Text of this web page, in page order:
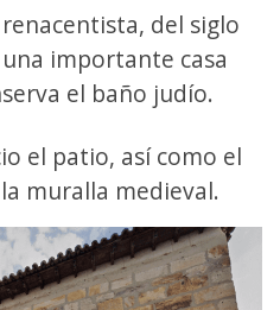
del siglo
importante casa
el baño judío.
el patio, así como el
muralla medieval.